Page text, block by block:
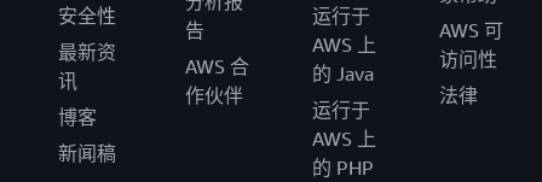
安全性
最新资
讯
博客
新闻稿
告
AWS 合
作伙伴
运行于
AWS 上
的 Java
运行于
AWS 上
的 PHP
AWS 可
访问性
法律